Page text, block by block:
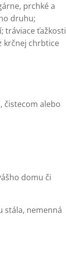
prchké a
druhu;
tráviace ťažkosti
krčnej chrbtice
čistecom alebo
domu či
stála, nemenná